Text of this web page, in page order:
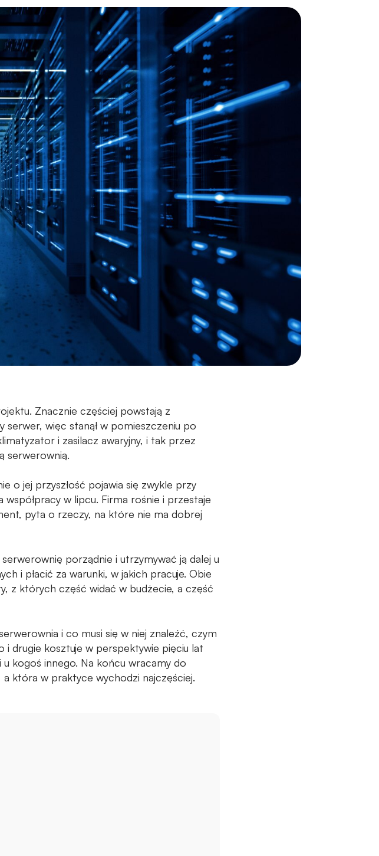
Znacznie częściej powstają z
więc stanął w pomieszczeniu po
i zasilacz awaryjny, i tak przez
serwerownią.
o jej przyszłość pojawia się zwykle przy
w lipcu. Firma rośnie i przestaje
pyta o rzeczy, na które nie ma dobrej
porządnie i utrzymywać ją dalej u
i płacić za warunki, w jakich pracuje. Obie
z których część widać w budżecie, a część
i co musi się w niej znaleźć, czym
i drugie kosztuje w perspektywie pięciu lat
kogoś innego. Na końcu wracamy do
która w praktyce wychodzi najczęściej.